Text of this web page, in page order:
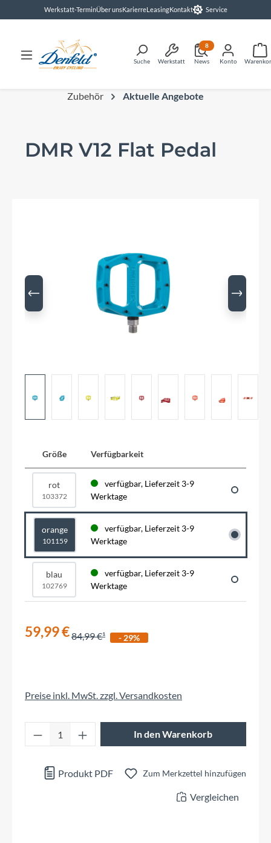
springenWerkstatt-TerminÜber unsKarierreLeasingKontakt Service
Suche Werkstatt News
8
Konto
Zubehör Aktuelle Angebote
DMR V12 Flat Pedal
Größe Verfügbarkeit
rot
103372
verfügbar, Lieferzeit 3-9
Werktage
orange
101159
verfügbar, Lieferzeit 3-9
Werktage
blau
102769
verfügbar, Lieferzeit 3-9
Werktage
59,99 €84,99 € - 29%
Preise inkl. MwSt. zzgl. Versandkosten
Produkt Anzahl: Gib den gewünschten
In den Warenkorb
Produkt PDF Zum Merkzettel hinzufügen
Vergleichen